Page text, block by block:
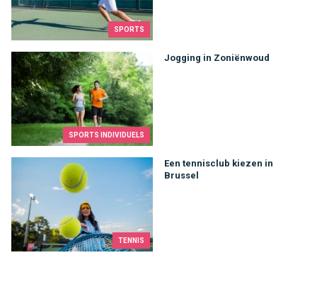
SPORTS
SPORTS INDIVIDUELS
Jogging in Zoniënwoud
Jogging in Zoniënwoud
TENNIS
Een tennisclub kiezen in
Brussel
Een tennisclub kiezen in Brussel